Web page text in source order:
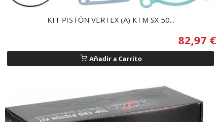
KIT PISTÓN VERTEX (A) KTM SX 50...
82,97 €
Añadir a Carrito